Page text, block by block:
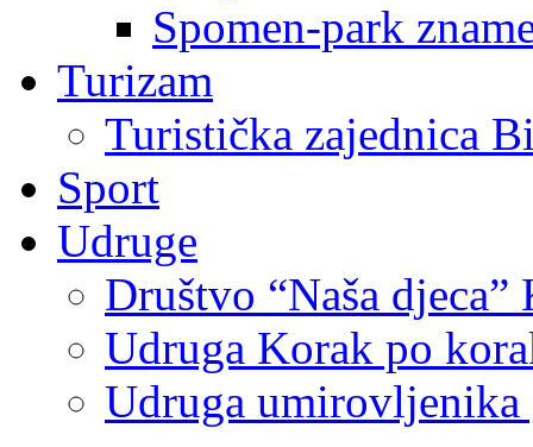
Spomen-park
Turizam
Turistička zajednica
Sport
Udruge
Društvo “Naša djeca”
Udruga Korak po
Udruga umirovljenika